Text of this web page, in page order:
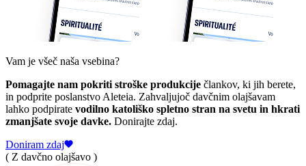
Vam je všeč naša vsebina?
Pomagajte nam pokriti stroške produkcije člankov, ki jih berete,
in podprite poslanstvo Aleteia. Zahvaljujoč davčnim olajšavam
lahko podpirate vodilno katoliško spletno stran na svetu in hkrati
zmanjšate svoje davke. Donirajte zdaj.
Doniram zdaj
( Z davčno olajšavo )